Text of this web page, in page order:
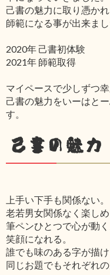
己書の魅力に取り憑か
師範になる事が出来まし
2020年 己書初体験
2021年 師範取得
マイペースで少しずつ
己書の魅力をいーはと
す。
己書の魅力
上手い下手も関係ない。
老若男女関係なく楽しめ
筆ペンひとつで心が動く
笑顔になれる。
誰でも味のある字が描け
同じお題でもそれぞれ